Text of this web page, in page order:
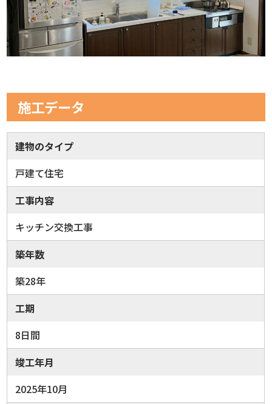
施工データ
建物のタイプ
戸建て住宅
工事内容
キッチン交換工事
築年数
築28年
工期
8日間
竣工年月
2025年10月